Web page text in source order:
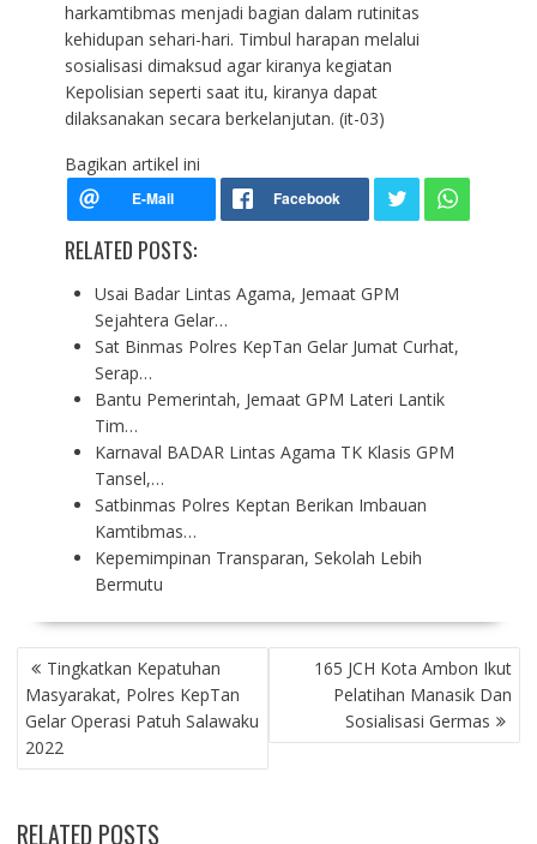
harkamtibmas menjadi bagian dalam rutinitas
kehidupan sehari-hari. Timbul harapan melalui
sosialisasi dimaksud agar kiranya kegiatan
Kepolisian seperti saat itu, kiranya dapat
dilaksanakan secara berkelanjutan. (it-03)
Bagikan artikel ini
RELATED POSTS:
Usai Badar Lintas Agama, Jemaat GPM
Sejahtera Gelar…
Sat Binmas Polres KepTan Gelar Jumat Curhat,
Serap…
Bantu Pemerintah, Jemaat GPM Lateri Lantik
Tim…
Karnaval BADAR Lintas Agama TK Klasis GPM
Tansel,…
Satbinmas Polres Keptan Berikan Imbauan
Kamtibmas…
Kepemimpinan Transparan, Sekolah Lebih
Bermutu
P
O
S
T
N
V
Tingkatkan Kepatuhan
Masyarakat, Polres KepTan
Gelar Operasi Patuh Salawaku
2022
165 JCH Kota Ambon Ikut
Pelatihan Manasik Dan
Sosialisasi Germas
RELATED POSTS